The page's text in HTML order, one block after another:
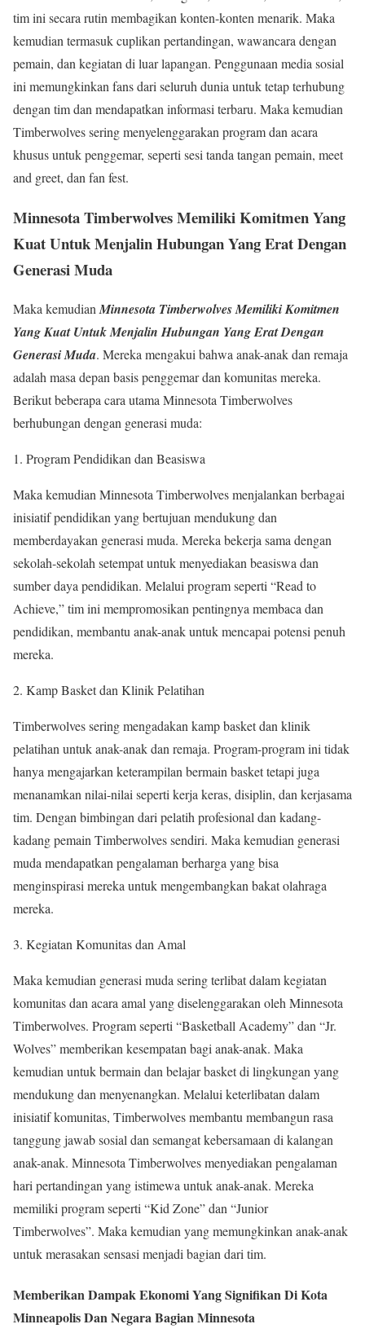
tim ini secara rutin membagikan konten-konten menarik. Maka
kemudian termasuk cuplikan pertandingan, wawancara dengan
pemain, dan kegiatan di luar lapangan. Penggunaan media sosial
ini memungkinkan fans dari seluruh dunia untuk tetap terhubung
dengan tim dan mendapatkan informasi terbaru. Maka kemudian
Timberwolves sering menyelenggarakan program dan acara
khusus untuk penggemar, seperti sesi tanda tangan pemain, meet
and greet, dan fan fest.
Minnesota Timberwolves Memiliki Komitmen Yang
Kuat Untuk Menjalin Hubungan Yang Erat Dengan
Generasi Muda
Maka kemudianMinnesota Timberwolves Memiliki Komitmen
Yang Kuat Untuk Menjalin Hubungan Yang Erat Dengan
Generasi Muda. Mereka mengakui bahwa anak-anak dan remaja
adalah masa depan basis penggemar dan komunitas mereka.
Berikut beberapa cara utama Minnesota Timberwolves
berhubungan dengan generasi muda:
1. Program Pendidikan dan Beasiswa
Maka kemudian Minnesota Timberwolves menjalankan berbagai
inisiatif pendidikan yang bertujuan mendukung dan
memberdayakan generasi muda. Mereka bekerja sama dengan
sekolah-sekolah setempat untuk menyediakan beasiswa dan
sumber daya pendidikan. Melalui program seperti “Read to
Achieve,” tim ini mempromosikan pentingnya membaca dan
pendidikan, membantu anak-anak untuk mencapai potensi penuh
mereka.
2. Kamp Basket dan Klinik Pelatihan
Timberwolves sering mengadakan kamp basket dan klinik
pelatihan untuk anak-anak dan remaja. Program-program ini tidak
hanya mengajarkan keterampilan bermain basket tetapi juga
menanamkan nilai-nilai seperti kerja keras, disiplin, dan kerjasama
tim. Dengan bimbingan dari pelatih profesional dan kadang-
kadang pemain Timberwolves sendiri. Maka kemudian generasi
muda mendapatkan pengalaman berharga yang bisa
menginspirasi mereka untuk mengembangkan bakat olahraga
mereka.
3. Kegiatan Komunitas dan Amal
Maka kemudian generasi muda sering terlibat dalam kegiatan
komunitas dan acara amal yang diselenggarakan oleh Minnesota
Timberwolves. Program seperti “Basketball Academy” dan “Jr.
Wolves” memberikan kesempatan bagi anak-anak. Maka
kemudian untuk bermain dan belajar basket di lingkungan yang
mendukung dan menyenangkan. Melalui keterlibatan dalam
inisiatif komunitas, Timberwolves membantu membangun rasa
tanggung jawab sosial dan semangat kebersamaan di kalangan
anak-anak. Minnesota Timberwolves menyediakan pengalaman
hari pertandingan yang istimewa untuk anak-anak. Mereka
memiliki program seperti “Kid Zone” dan “Junior
Timberwolves”. Maka kemudian yang memungkinkan anak-anak
untuk merasakan sensasi menjadi bagian dari tim.
Memberikan Dampak Ekonomi Yang Signifikan Di Kota
Minneapolis Dan Negara Bagian Minnesota